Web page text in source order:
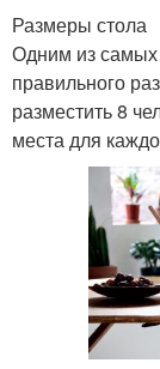
Размеры стола
Одним из
правильного
разместить 8
места для